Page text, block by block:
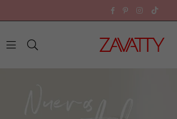
Facebook
PinterestInstagram
Z